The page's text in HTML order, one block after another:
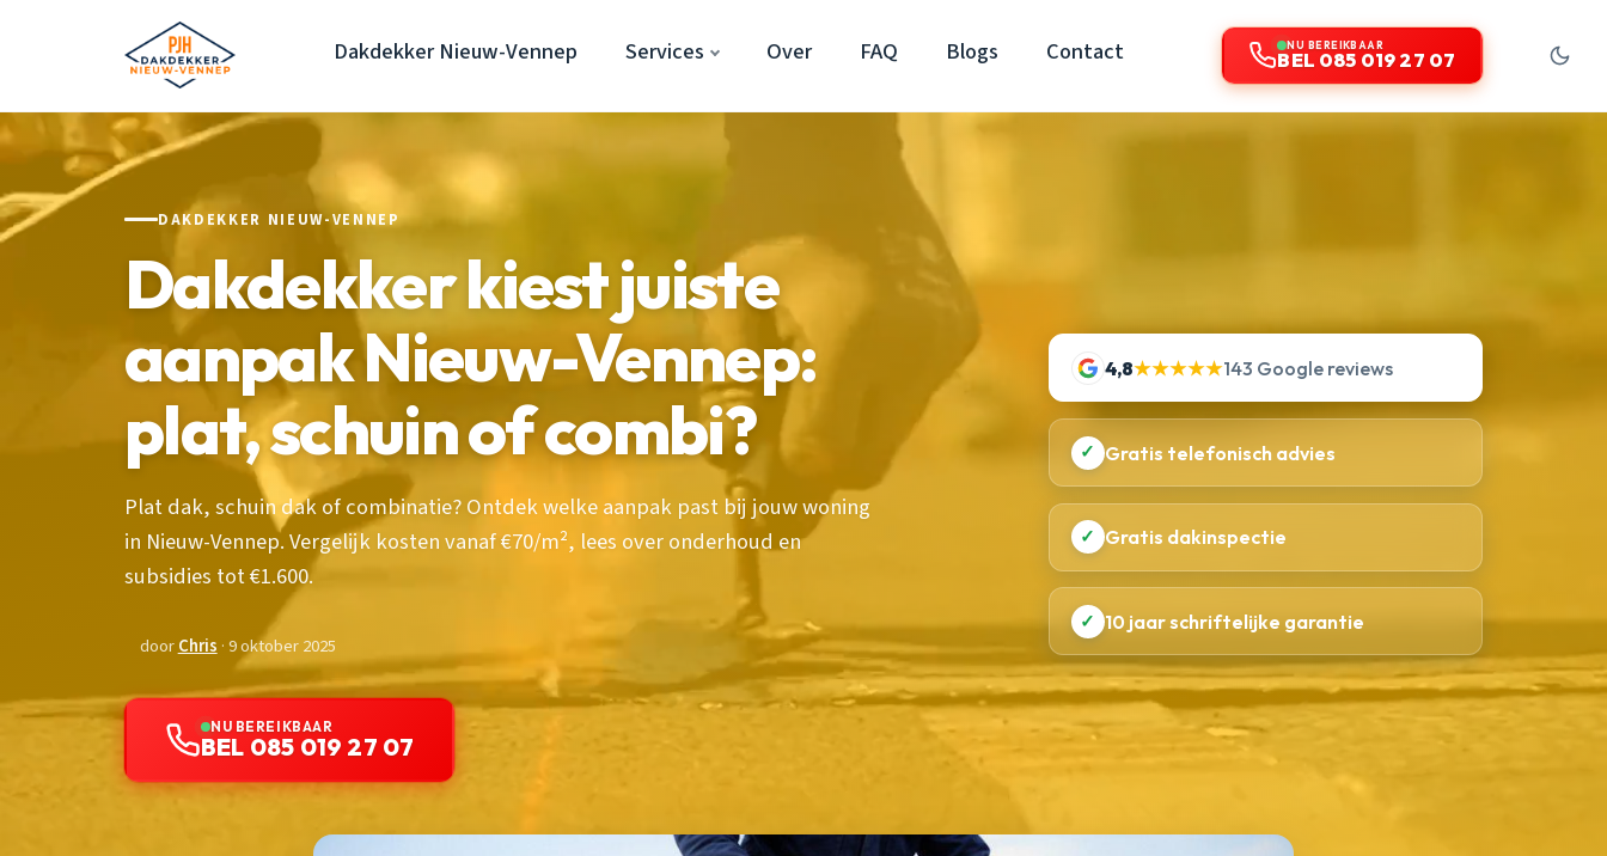
Dakdekker Nieuw-Vennep Services Over FAQ Blogs Contact NU BEREIKBAAR
BEL 085 019 27 07
DAKDEKKER NIEUW-VENNEP
Dakdekker kiest juiste
aanpak Nieuw-Vennep:
plat, schuin of combi?
Plat dak, schuin dak of combinatie? Ontdek welke aanpak past bij jouw woning
in Nieuw-Vennep. Vergelijk kosten vanaf €70/m², lees over onderhoud en
subsidies tot €1.600.
doorChris · 9 oktober 2025
NU BEREIKBAAR
BEL 085 019 27 07
4,8★★★★★143 Google reviews
✓ Gratis telefonisch advies
✓ Gratis dakinspectie
✓ 10 jaar schriftelijke garantie